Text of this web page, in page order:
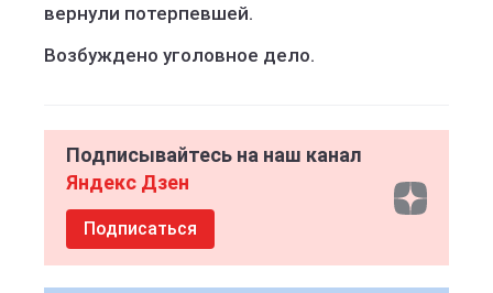
вернули потерпевшей.
Возбуждено уголовное дело.
Подписывайтесь на наш канал
Яндекс Дзен
Подписаться